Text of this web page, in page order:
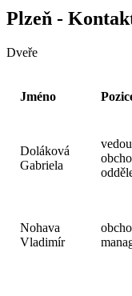
Plzeň -
Dveře
Jméno
Doláková
Gabriela
Nohava
Vladimír